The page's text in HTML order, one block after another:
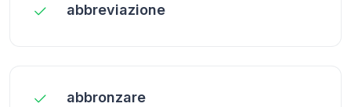
abbreviazione
abbronzare